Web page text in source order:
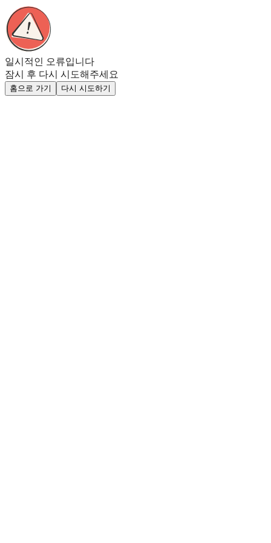
일시적인 오류입니다
잠시 후 다시 시도해주세요
홈으로 가기 다시 시도하기